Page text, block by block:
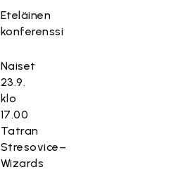
Eteläinen
konferenssi
Naiset
23.9.
klo
17.00
Tatran
Stresovice–
Wizards